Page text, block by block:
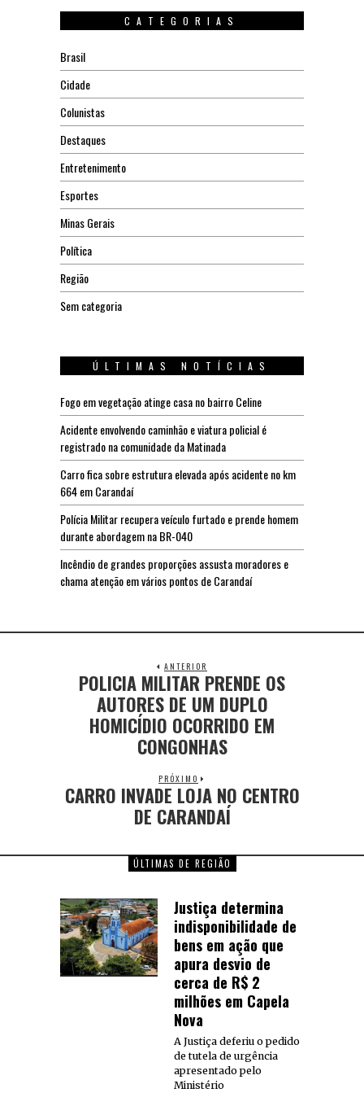
CATEGORIAS
Brasil
Cidade
Colunistas
Destaques
Entretenimento
Esportes
Minas Gerais
Política
Região
Sem categoria
ÚLTIMAS NOTÍCIAS
Fogo em vegetação atinge casa no bairro Celine
Acidente envolvendo caminhão e viatura policial é
registrado na comunidade da Matinada
Carro fica sobre estrutura elevada após acidente no km
664 em Carandaí
Polícia Militar recupera veículo furtado e prende homem
durante abordagem na BR-040
Incêndio de grandes proporções assusta moradores e
chama atenção em vários pontos de Carandaí
ANTERIOR
POLICIA MILITAR PRENDE OS
AUTORES DE UM DUPLO
HOMICÍDIO OCORRIDO EM
CONGONHAS
PRÓXIMO
CARRO INVADE LOJA NO CENTRO
DE CARANDAÍ
ÚLTIMAS DE REGIÃO
Justiça determina
indisponibilidade de
bens em ação que
apura desvio de
cerca de R$ 2
milhões em Capela
Nova
A Justiça deferiu o pedido
de tutela de urgência
apresentado pelo
Ministério